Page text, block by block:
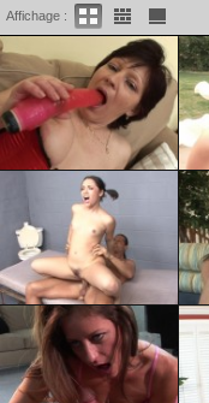
Affichage :